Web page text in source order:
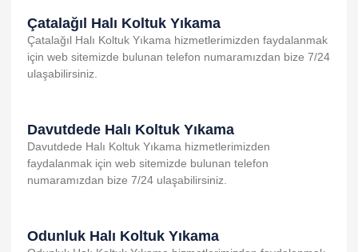
Çatalağıl Halı Koltuk Yıkama
Çatalağıl Halı Koltuk Yıkama hizmetlerimizden faydalanmak
için web sitemizde bulunan telefon numaramızdan bize 7/24
ulaşabilirsiniz.
Davutdede Halı Koltuk Yıkama
Davutdede Halı Koltuk Yıkama hizmetlerimizden
faydalanmak için web sitemizde bulunan telefon
numaramızdan bize 7/24 ulaşabilirsiniz.
Odunluk Halı Koltuk Yıkama